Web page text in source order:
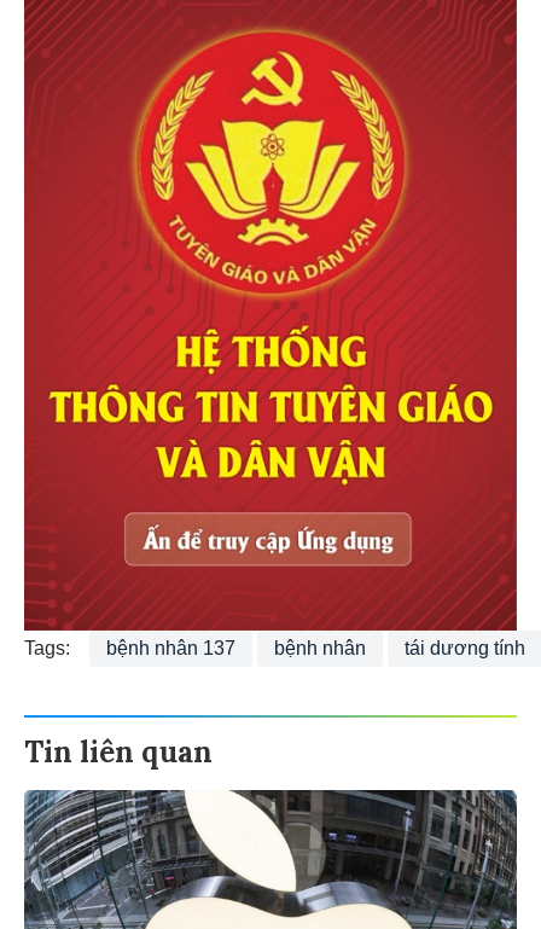
Tags: bệnh nhân 137 bệnh nhân tái dương tính
Tin liên quan